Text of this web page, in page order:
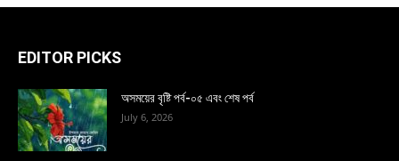
EDITOR PICKS
অসময়ের বৃষ্টি পর্ব-০৫ এবং শেষ পর্ব
July 6, 2026